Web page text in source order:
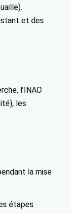
et des
l’INAO
les
la mise
étapes